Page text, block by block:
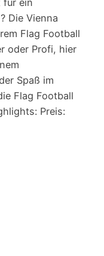
für ein
Die Vienna
Flag Football
oder Profi, hier
Spaß im
Flag Football
Preis: